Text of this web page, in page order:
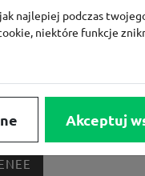
CCC SMYK
4F OLEOLE!
najlepiej podczas
niektóre funkcje
Akceptuj